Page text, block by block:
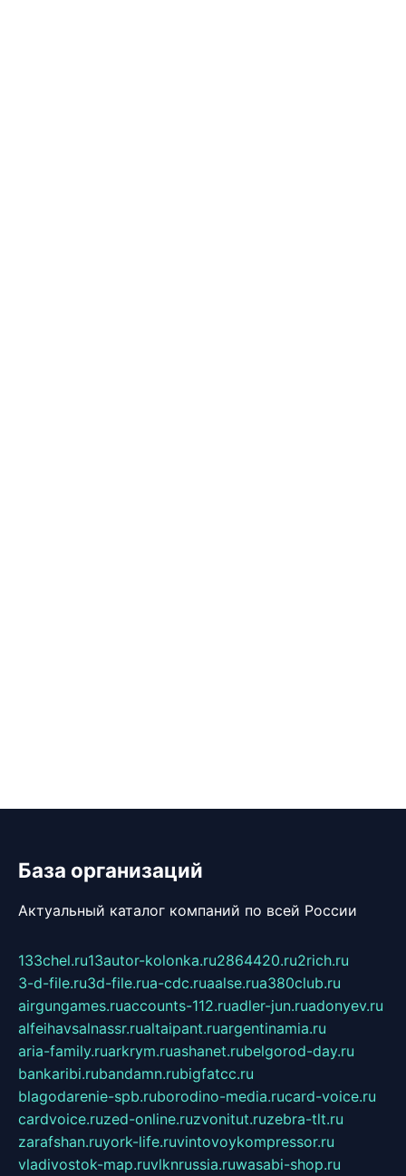
База организаций
Актуальный каталог компаний по всей России
133chel.ru13autor-kolonka.ru2864420.ru2rich.ru
3-d-file.ru3d-file.rua-cdc.ruaalse.rua380club.ru
airgungames.ruaccounts-112.ruadler-jun.ruadonyev.ru
alfeihavsalnassr.rualtaipant.ruargentinamia.ru
aria-family.ruarkrym.ruashanet.rubelgorod-day.ru
bankaribi.rubandamn.rubigfatcc.ru
blagodarenie-spb.ruborodino-media.rucard-voice.ru
cardvoice.ruzed-online.ruzvonitut.ruzebra-tlt.ru
zarafshan.ruyork-life.ruvintovoykompressor.ru
vladivostok-map.ruvlknrussia.ruwasabi-shop.ru